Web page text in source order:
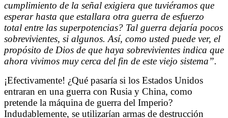
cumplimiento de la señal exigiera que tuviéramos que
esperar hasta que estallara otra guerra de esfuerzo
total entre las superpotencias? Tal guerra dejaría pocos
sobrevivientes, si algunos. Así, como usted puede ver, el
propósito de Dios de que haya sobrevivientes indica que
ahora vivimos muy cerca del fin de este viejo sistema”.
¡Efectivamente! ¿Qué pasaría si los Estados Unidos
entraran en una guerra con Rusia y China, como
pretende la máquina de guerra del Imperio?
Indudablemente, se utilizarían armas de destrucción